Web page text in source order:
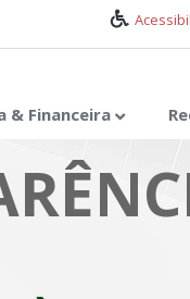
& Financeira